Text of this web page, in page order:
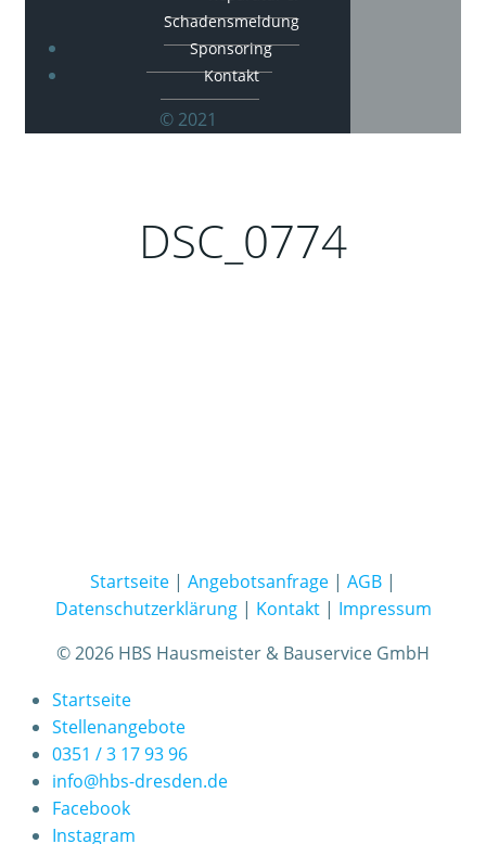
Schadensmeldung
Sponsoring
Kontakt
© 2021
DSC_0774
Startseite | Angebotsanfrage | AGB |
Datenschutzerklärung| Kontakt| Impressum
© 2026 HBS Hausmeister & Bauservice GmbH
Startseite
Stellenangebote
0351 / 3 17 93 96
info@hbs-dresden.de
Facebook
Instagram